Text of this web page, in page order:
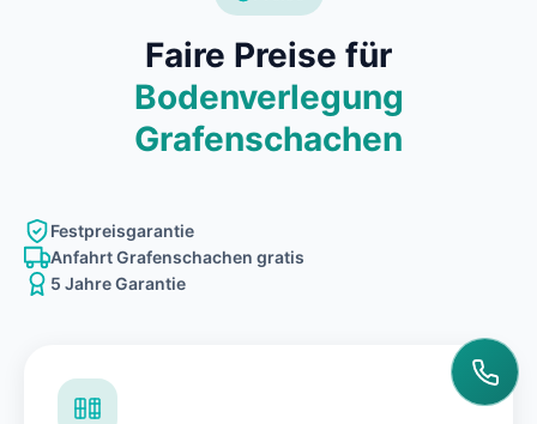
Faire Preise für
Bodenverlegung
Grafenschachen
Festpreisgarantie
Anfahrt Grafenschachen gratis
5 Jahre Garantie